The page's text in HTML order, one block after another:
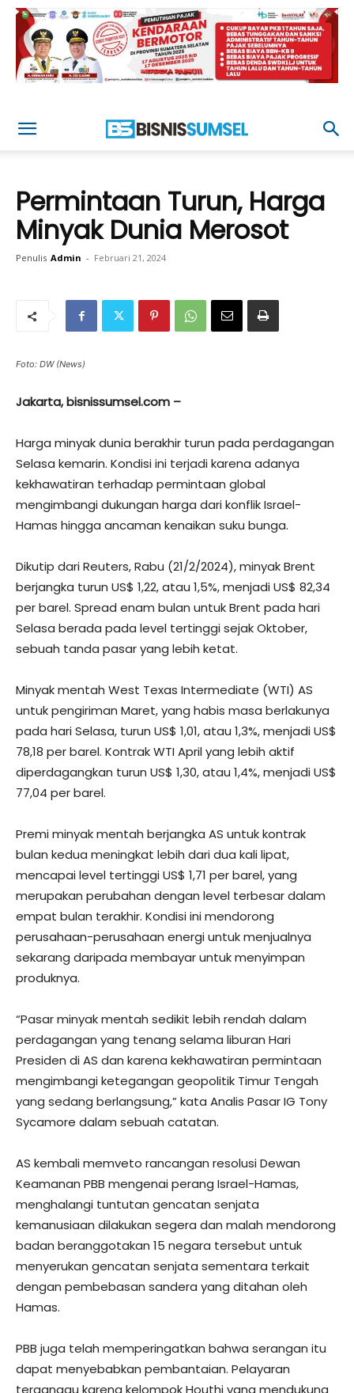
Permintaan Turun, Harga
Minyak Dunia Merosot
Penulis Admin - Februari 21, 2024
Foto: DW (News)
Jakarta, bisnissumsel.com –
Harga minyak dunia berakhir turun pada perdagangan
Selasa kemarin. Kondisi ini terjadi karena adanya
kekhawatiran terhadap permintaan global
mengimbangi dukungan harga dari konflik Israel-
Hamas hingga ancaman kenaikan suku bunga.
Dikutip dari Reuters, Rabu (21/2/2024), minyak Brent
berjangka turun US$ 1,22, atau 1,5%, menjadi US$ 82,34
per barel. Spread enam bulan untuk Brent pada hari
Selasa berada pada level tertinggi sejak Oktober,
sebuah tanda pasar yang lebih ketat.
Minyak mentah West Texas Intermediate (WTI) AS
untuk pengiriman Maret, yang habis masa berlakunya
pada hari Selasa, turun US$ 1,01, atau 1,3%, menjadi US$
78,18 per barel. Kontrak WTI April yang lebih aktif
diperdagangkan turun US$ 1,30, atau 1,4%, menjadi US$
77,04 per barel.
Premi minyak mentah berjangka AS untuk kontrak
bulan kedua meningkat lebih dari dua kali lipat,
mencapai level tertinggi US$ 1,71 per barel, yang
merupakan perubahan dengan level terbesar dalam
empat bulan terakhir. Kondisi ini mendorong
perusahaan-perusahaan energi untuk menjualnya
sekarang daripada membayar untuk menyimpan
produknya.
“Pasar minyak mentah sedikit lebih rendah dalam
perdagangan yang tenang selama liburan Hari
Presiden di AS dan karena kekhawatiran permintaan
mengimbangi ketegangan geopolitik Timur Tengah
yang sedang berlangsung,” kata Analis Pasar IG Tony
Sycamore dalam sebuah catatan.
AS kembali memveto rancangan resolusi Dewan
Keamanan PBB mengenai perang Israel-Hamas,
menghalangi tuntutan gencatan senjata
kemanusiaan dilakukan segera dan malah mendorong
badan beranggotakan 15 negara tersebut untuk
menyerukan gencatan senjata sementara terkait
dengan pembebasan sandera yang ditahan oleh
Hamas.
PBB juga telah memperingatkan bahwa serangan itu
dapat menyebabkan pembantaian. Pelayaran
terganggu karena kelompok Houthi yang mendukung